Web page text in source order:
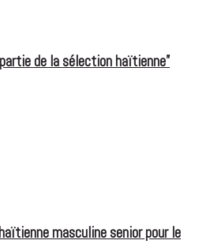
de la sélection haïtienne”
masculine senior pour le